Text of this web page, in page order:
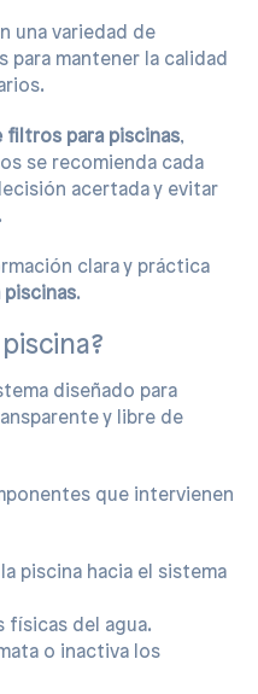
una variedad de
para mantener la calidad
filtros para piscinas,
se recomienda cada
acertada y evitar
clara y práctica
piscinas.
diseñado para
y libre de
que intervienen
piscina hacia el sistema
físicas del agua.
o inactiva los